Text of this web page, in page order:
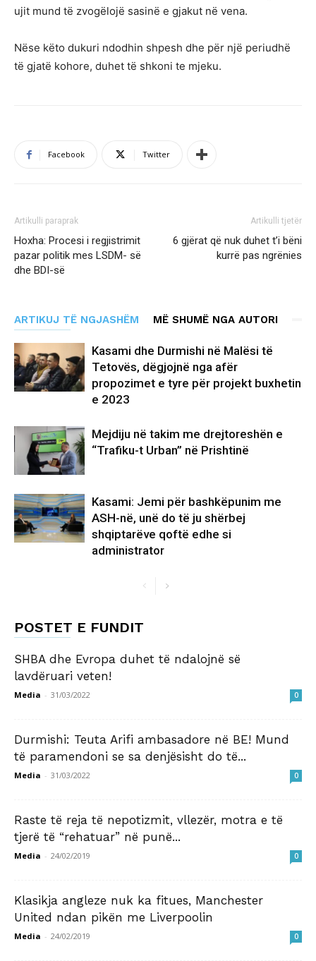
ujit mund të zvogëlojë sasinë e gjakut në vena.
Nëse këto dukuri ndodhin shpesh dhe për një periudhë
të gjatë kohore, duhet të shkoni te mjeku.
Facebook Twitter
Artikulli paraprak
Hoxha: Procesi i regjistrimit
pazar politik mes LSDM- së
dhe BDI-së
Artikulli tjetër
6 gjërat që nuk duhet t’i bëni
kurrë pas ngrënies
ARTIKUJ TË NGJASHËM MË SHUMË NGA AUTORI
Kasami dhe Durmishi në Malësi të
Tetovës, dëgjojnë nga afër
propozimet e tyre për projekt buxhetin
e 2023
Mejdiju në takim me drejtoreshën e
“Trafiku-t Urban” në Prishtinë
Kasami: Jemi për bashkëpunim me
ASH-në, unë do të ju shërbej
shqiptarëve qoftë edhe si
administrator
POSTET E FUNDIT
SHBA dhe Evropa duhet të ndalojnë së
lavdëruari veten!
Media - 31/03/2022 0
Durmishi: Teuta Arifi ambasadore në BE! Mund
të paramendoni se sa denjësisht do të...
Media - 31/03/2022 0
Raste të reja të nepotizmit, vllezër, motra e të
tjerë të “rehatuar” në punë...
Media - 24/02/2019 0
Klasikja angleze nuk ka fitues, Manchester
United ndan pikën me Liverpoolin
Media - 24/02/2019 0